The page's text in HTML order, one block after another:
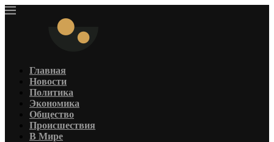
Главная
Новости
Политика
Экономика
Общество
Происшествия
В Мире